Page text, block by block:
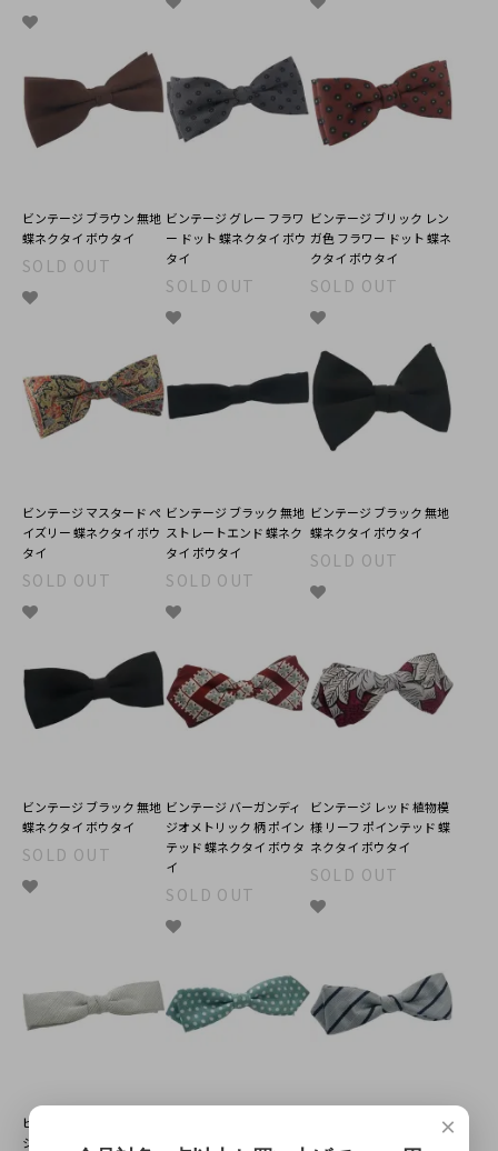
ビンテージ ブラウン 無地
蝶ネクタイ ボウタイ
SOLD OUT
ビンテージ グレー フラワ
ー ドット 蝶ネクタイ ボウ
タイ
SOLD OUT
ビンテージ ブリック レン
ガ色 フラワー ドット 蝶ネ
クタイ ボウタイ
SOLD OUT
ビンテージ マスタード ペ
イズリー 蝶ネクタイ ボウ
タイ
SOLD OUT
ビンテージ ブラック 無地
ストレートエンド 蝶ネク
タイ ボウタイ
SOLD OUT
ビンテージ ブラック 無地
蝶ネクタイ ボウタイ
SOLD OUT
ビンテージ ブラック 無地
蝶ネクタイ ボウタイ
SOLD OUT
ビンテージ バーガンディ
ジオメトリック 柄 ポイン
テッド 蝶ネクタイ ボウタ
イ
SOLD OUT
ビンテージ レッド 植物模
様 リーフ ポインテッド 蝶
ネクタイ ボウタイ
SOLD OUT
ビンテージ 無地 ホワイト
シルバー 蝶ネクタイ ボウ
ビンテージ ダスティ ライ×